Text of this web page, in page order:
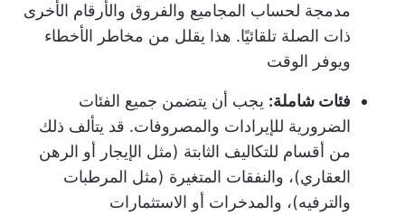
مدمجة لحساب المجاميع والفروق والأرقام الأخرى
ذات الصلة تلقائيًا. هذا يقلل من مخاطر الأخطاء
ويوفر الوقت
فئات شاملة: يجب أن يتضمن جميع الفئات
الضرورية للإيرادات والمصروفات. قد يتألف ذلك
من أقسام للتكاليف الثابتة (مثل الإيجار أو الرهن
العقاري)، والنفقات المتغيرة (مثل المرطبات
والترفيه)، والمدخرات أو الاستثمارات